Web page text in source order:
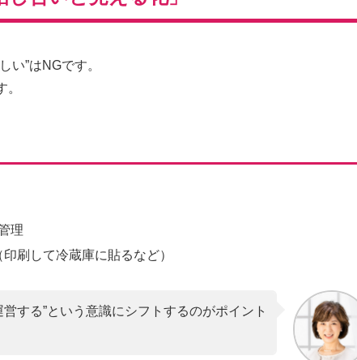
い”はNGです。
理
刷して冷蔵庫に貼るなど）
営する”という意識にシフトするのがポイント